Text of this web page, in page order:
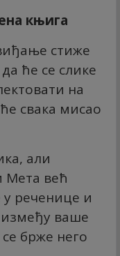
књига
стиже
ће се слике
на
свака мисао
али
Мета већ
у реченице и
између ваше
брже него